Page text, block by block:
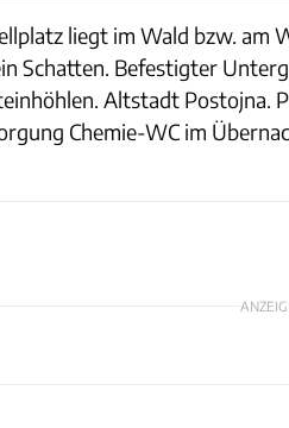
liegt im Wald bzw. am
Schatten. Befestigter
Altstadt Postojna.
Chemie-WC im